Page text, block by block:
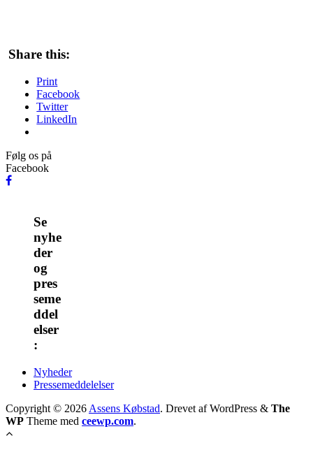
Share this:
Print
Facebook
Twitter
LinkedIn
Følg os på
Facebook
Se
nyhe
der
og
pres
seme
ddel
elser
:
Nyheder
Pressemeddelelser
Copyright © 2026 Assens Købstad. Drevet af WordPress & The
WP Theme med ceewp.com.